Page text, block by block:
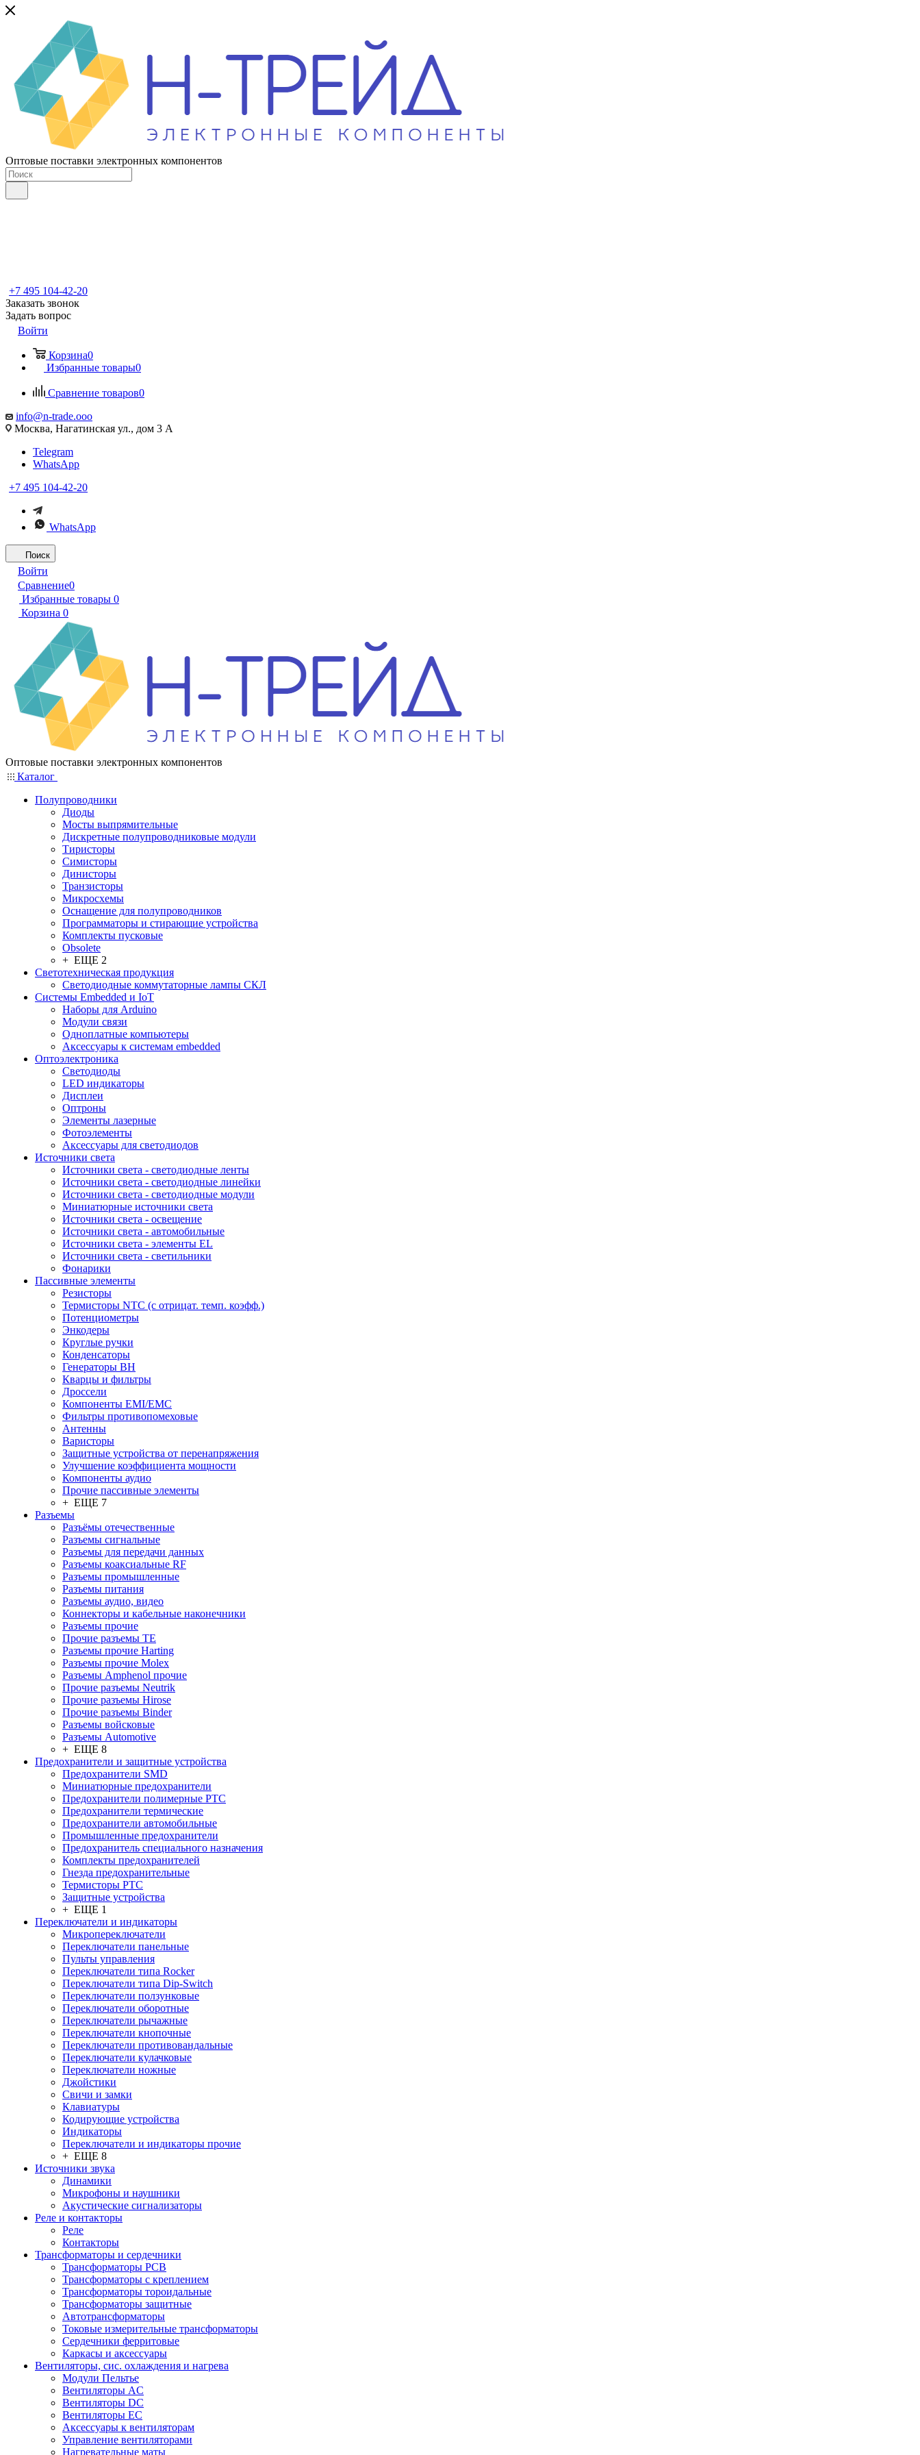
Оптовые поставки электронных компонентов
+7 495 104-42-20
Заказать звонок
Задать вопрос
Войти
Корзина0
Избранные товары0
Сравнение товаров0
info@n-trade.ooo
Москва, Нагатинская ул., дом 3 А
Telegram
WhatsApp
+7 495 104-42-20
WhatsApp
Поиск
Войти
Сравнение0
Избранные товары 0
Корзина 0
Оптовые поставки электронных компонентов
Каталог
Полупроводники
Диоды
Мосты выпрямительные
Дискретные полупроводниковые модули
Тиристоры
Симисторы
Динисторы
Транзисторы
Микросхемы
Оснащение для полупроводников
Программаторы и стирающие устройства
Комплекты пусковые
Obsolete
+ ЕЩЕ 2
Светотехническая продукция
Светодиодные коммутаторные лампы СКЛ
Системы Embedded и IoT
Наборы для Arduino
Модули связи
Одноплатные компьютеры
Аксессуары к системам embedded
Oптоэлектроника
Светодиоды
LED индикаторы
Дисплеи
Оптроны
Элементы лазерные
Фотоэлементы
Аксессуары для светодиодов
Источники света
Источники света - светодиодные ленты
Источники света - светодиодные линейки
Источники света - светодиодные модули
Миниатюрные источники света
Источники света - освещение
Источники света - автомобильные
Источники света - элементы EL
Источники света - светильники
Фонарики
Пассивные элементы
Резисторы
Термисторы NTC (с отрицат. темп. коэфф.)
Потенциометры
Энкодеры
Круглые ручки
Конденсаторы
Генераторы ВН
Кварцы и фильтры
Дроссели
Компоненты EMI/EMC
Фильтры противопомеховые
Антенны
Варисторы
Защитные устройства от перенапряжения
Улучшение коэффициента мощности
Компоненты аудио
Прочие пассивные элементы
+ ЕЩЕ 7
Разъeмы
Разъёмы отечественные
Разъeмы сигнальные
Разъeмы для передачи данных
Разъeмы коаксиальные RF
Разъeмы промышленные
Разъeмы питания
Разъeмы аудио, видео
Коннекторы и кабельные наконечники
Разъeмы прочие
Прочие разъемы TE
Разъемы прочие Harting
Разъемы прочие Molex
Разъемы Amphenol прочие
Прочие разъемы Neutrik
Прочие разъемы Hirose
Прочие разъемы Binder
Разъемы войсковые
Разъeмы Automotive
+ ЕЩЕ 8
Предохранители и защитные устройства
Предохранители SMD
Миниатюрные предохранители
Предохранители полимерные PTC
Предохранители термические
Предохранители автомобильные
Промышленные предохранители
Предохранитель специального назначения
Комплекты предохранителей
Гнезда предохранительные
Термисторы PTC
Защитные устройства
+ ЕЩЕ 1
Переключатели и индикаторы
Микропереключатели
Переключатели панельные
Пульты управления
Переключатели типа Rocker
Переключатели типа Dip-Switch
Переключатели ползунковые
Переключатели оборотные
Переключатели рычажные
Переключатели кнопочные
Переключатели противовандальные
Переключатели кулачковые
Переключатели ножные
Джойстики
Свичи и замки
Клавиатуры
Кодирующие устройства
Индикаторы
Переключатели и индикаторы прочие
+ ЕЩЕ 8
Источники звука
Динамики
Микрофоны и наушники
Акустические сигнализаторы
Реле и контакторы
Реле
Контакторы
Трансформаторы и сердечники
Трансформаторы PCB
Трансформаторы с креплением
Трансформаторы тороидальные
Трансформаторы защитные
Автотрансформаторы
Токовые измерительные трансформаторы
Сердечники ферритовые
Каркасы и аксессуары
Вентиляторы, сис. охлаждения и нагрева
Модули Пельтье
Вентиляторы AC
Вентиляторы DC
Вентиляторы EC
Аксессуары к вентиляторам
Управление вентиляторами
Нагревательные маты